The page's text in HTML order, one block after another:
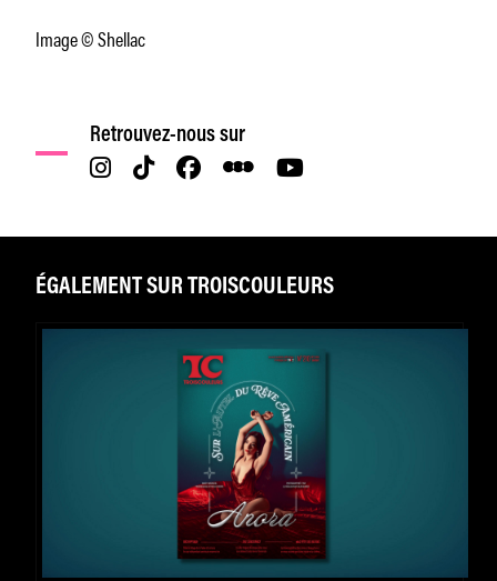
Image © Shellac
Retrouvez-nous sur
ÉGALEMENT SUR TROISCOULEURS